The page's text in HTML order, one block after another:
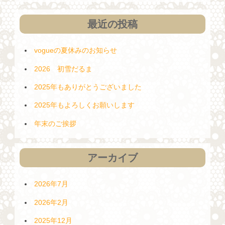
ン
最近の投稿
vogueの夏休みのお知らせ
2026 初雪だるま
2025年もありがとうございました
2025年もよろしくお願いします
年末のご挨拶
アーカイブ
2026年7月
2026年2月
2025年12月